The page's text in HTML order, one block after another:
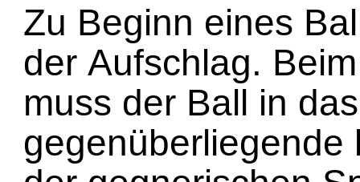
Zu Beginn eines
der Aufschlag.
muss der Ball in
gegenüberliegende